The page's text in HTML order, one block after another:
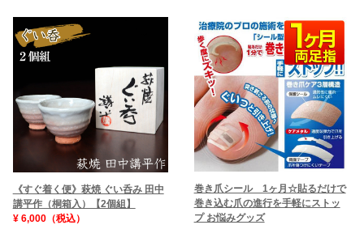
《すぐ着く便》萩焼 ぐい呑み 田中
講平作（桐箱入）【2個組】
¥ 6,000（税込）
巻き爪シール 1ヶ月☆貼るだけで
巻き込む爪の進行を手軽にストッ
プ お悩みグッズ